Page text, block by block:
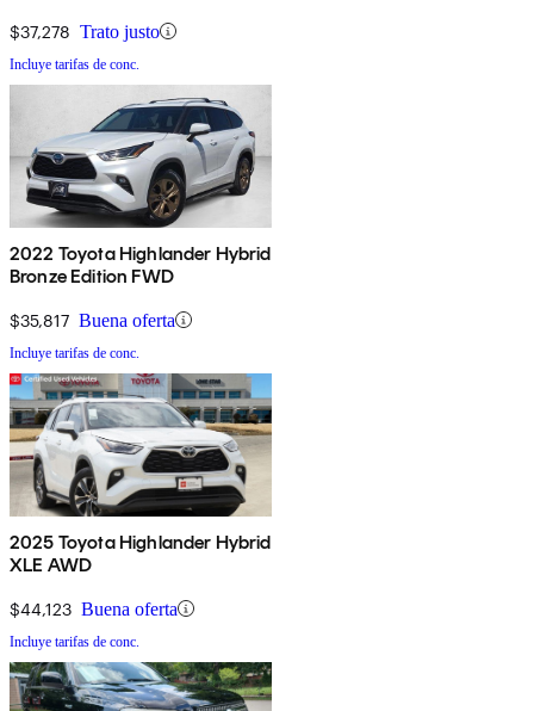
$37,278 Trato justo
Incluye tarifas de conc.
2022 Toyota Highlander Hybrid
Bronze Edition FWD
$35,817 Buena oferta
Incluye tarifas de conc.
2025 Toyota Highlander Hybrid
XLE AWD
$44,123 Buena oferta
Incluye tarifas de conc.